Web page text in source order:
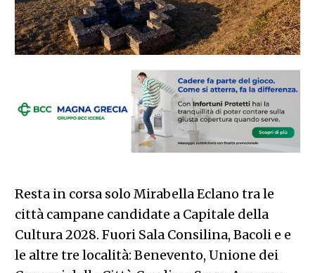
Resta in corsa solo Mirabella Eclano tra le
città campane candidate a Capitale della
Cultura 2028. Fuori Sala Consilina, Bacoli e e
le altre tre località: Benevento, Unione dei